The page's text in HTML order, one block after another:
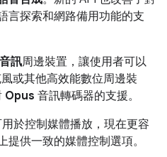
言探索和網路備用功能的支
訊周邊裝置，讓使用者可以
或其他高效能數位周邊裝
Opus 音訊轉碼器的支援。
用於控制媒體播放，現在更容
供一致的媒體控制選項。